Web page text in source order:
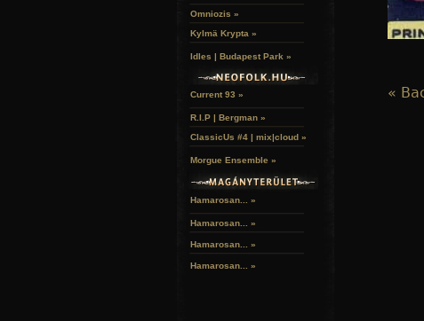
«
Omniozis »
Kylmä Krypta »
Idles | Budapest Park »
Current 93 »
R.I.P | Bergman »
ClassicUs #4 | mix|cloud »
Morgue Ensemble »
Hamarosan... »
Hamarosan... »
Hamarosan... »
Hamarosan... »